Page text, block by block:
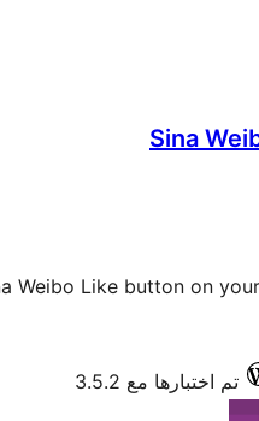
Sina
Weibo Like button on
تم اختبارها مع 3.5.2